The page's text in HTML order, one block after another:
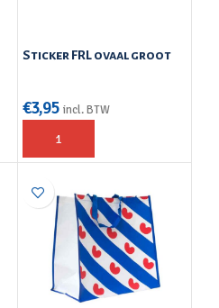
Sticker FRL ovaal groot
€3,95 incl. BTW